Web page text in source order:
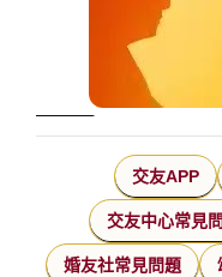
交友APP
交友中心常見
婚友社常見問題